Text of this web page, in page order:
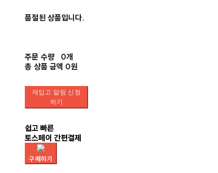
품절된 상품입니다.
주문 수량
0개
총 상품 금액 0원
재입고 알림 신청
하기
쉽고 빠른
토스페이 간편결제
구매하기